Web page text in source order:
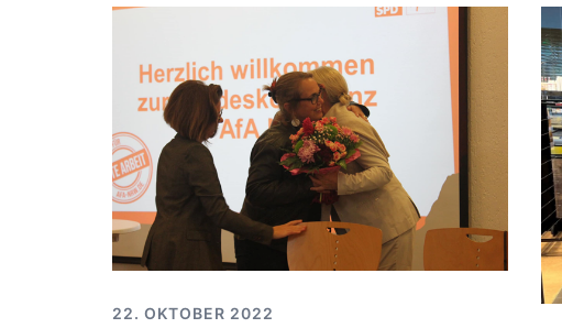
22. OKTOBER 2022